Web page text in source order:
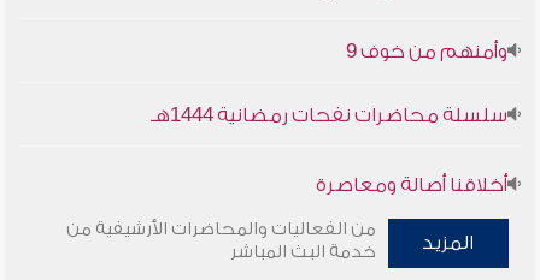
وأمنهم من خوف 9
سلسلة محاضرات نفحات رمضانية 1444هـ
أخلاقنا أصالة ومعاصرة
وأمنهم من خوف 9
المزيد
من الفعاليات والمحاضرات الأرشيفية من
خدمة البث المباشر